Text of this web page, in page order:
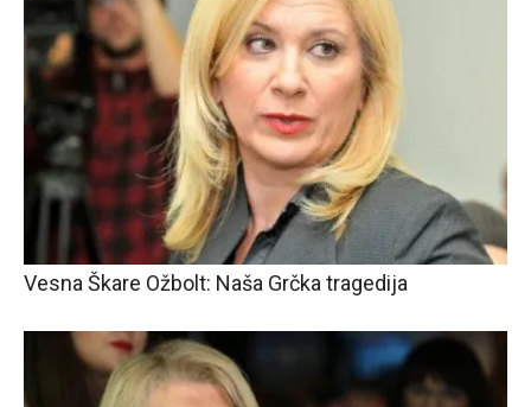
Vesna Škare Ožbolt: Naša Grčka tragedija